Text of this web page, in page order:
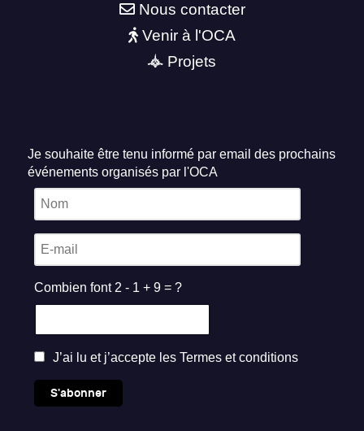
Nous contacter
Venir à l'OCA
Projets
Je souhaite être tenu informé par email des prochains
événements organisés par l'OCA
Combien font 2 - 1 + 9 = ?
J’ai lu et j’accepte les Termes et conditions
S'abonner